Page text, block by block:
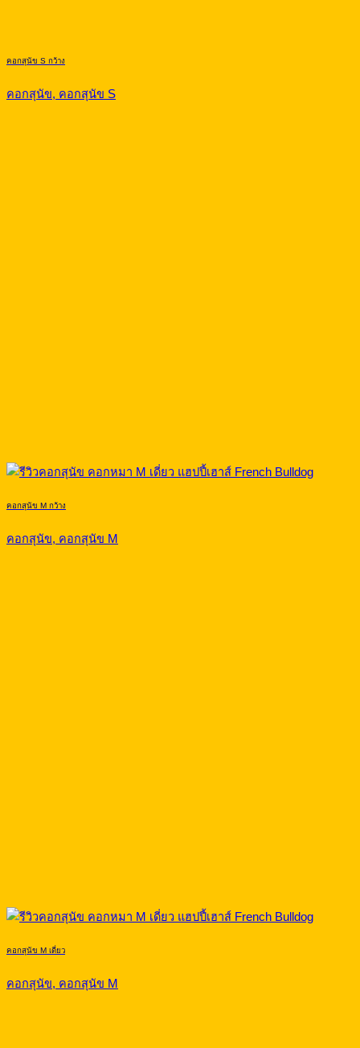
คอกสุนัข S กว้าง
คอกสุนัข, คอกสุนัข S
คอกสุนัข M กว้าง
คอกสุนัข, คอกสุนัข M
คอกสุนัข M เดี่ยว
คอกสุนัข, คอกสุนัข M